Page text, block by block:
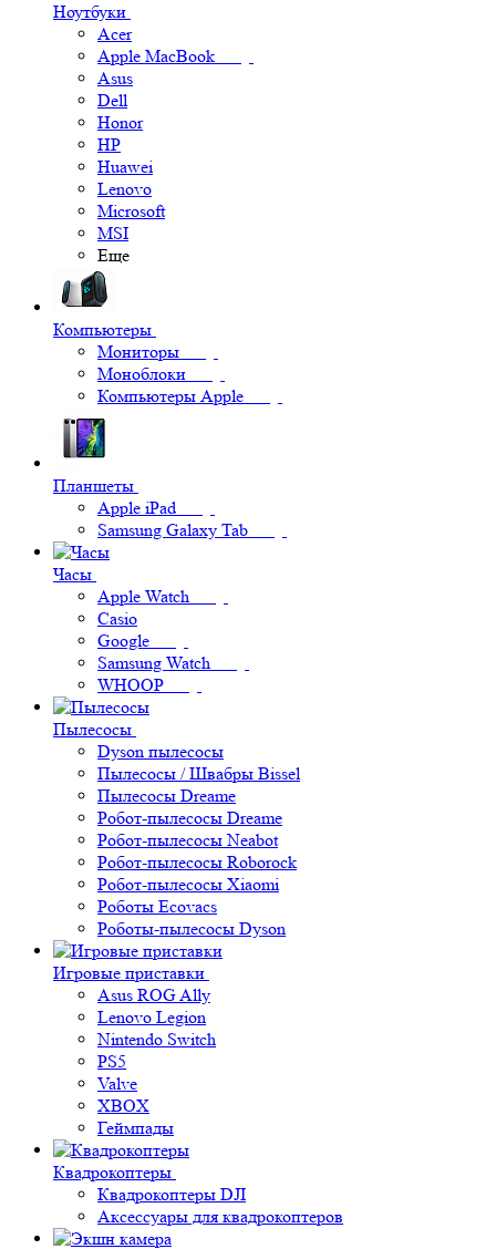
Ноутбуки
Acer
Apple MacBook
Asus
Dell
Honor
HP
Huawei
Lenovo
Microsoft
MSI
Еще
Компьютеры
Мониторы
Моноблоки
Компьютеры Apple
Планшеты
Apple iPad
Samsung Galaxy Tab
Часы
Apple Watch
Casio
Google
Samsung Watch
WHOOP
Пылесосы
Dyson пылесосы
Пылесосы / Швабры Bissel
Пылесосы Dreame
Робот-пылесосы Dreame
Робот-пылесосы Neabot
Робот-пылесосы Roborock
Робот-пылесосы Xiaomi
Роботы Ecovacs
Роботы-пылесосы Dyson
Игровые приставки
Asus ROG Ally
Lenovo Legion
Nintendo Switch
PS5
Valve
XBOX
Геймпады
Квадрокоптеры
Квадрокоптеры DJI
Аксессуары для квадрокоптеров